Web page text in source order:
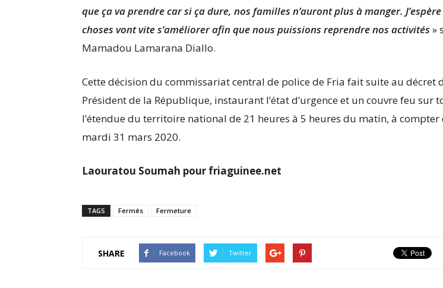
que ça va prendre car si ça dure, nos familles n’auront plus à manger.
choses vont vite s’améliorer afin que nous puissions reprendre nos activités »
Mamadou Lamarana Diallo.
Cette décision du commissariat central de police de Fria fait suite au décret
Président de la République, instaurant l’état d’urgence et un couvre feu sur
l’étendue du territoire national de 21 heures à 5 heures du matin, à compter
mardi 31 mars 2020.
Laouratou Soumah pour friaguinee.net
TAGS Fermés Fermeture
SHARE Facebook Twitter